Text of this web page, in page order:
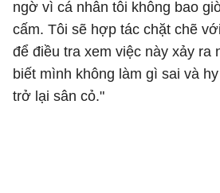
ngờ vì cá nhân tôi không bao
cấm. Tôi sẽ hợp tác chặt chẽ
để điều tra xem việc này xảy ra
biết mình không làm gì sai và
trở lại sân cỏ."